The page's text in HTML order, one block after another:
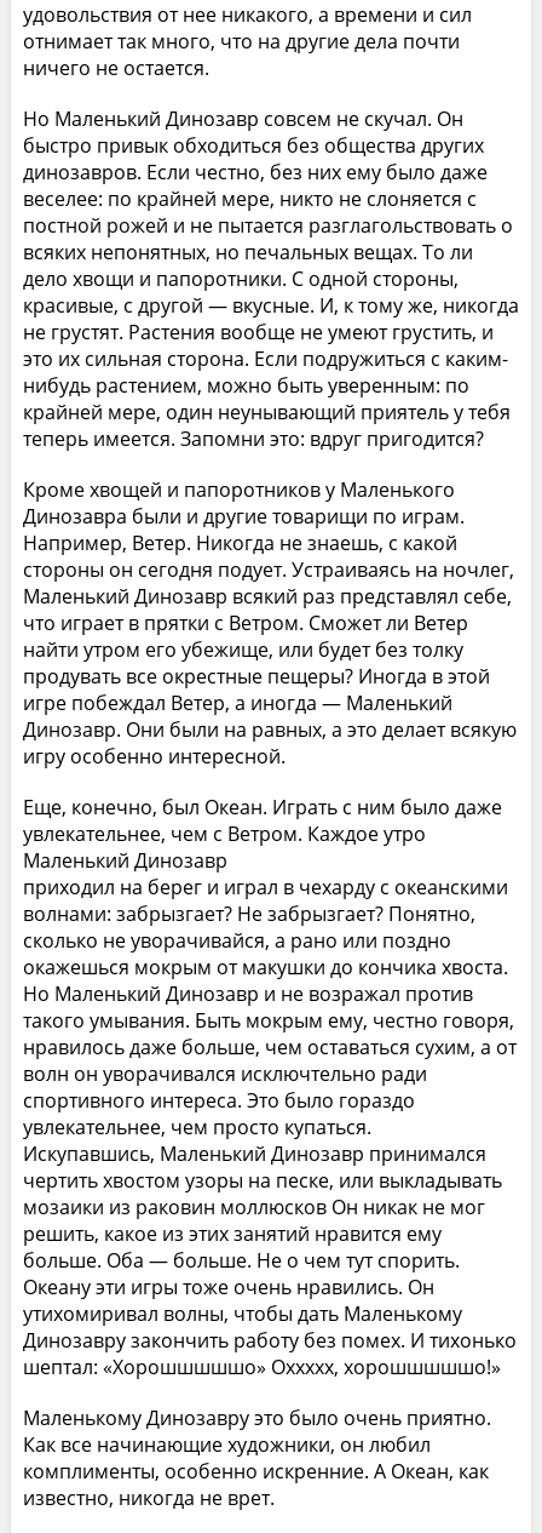
удовольствия от нее никакого, а времени и сил
отнимает так много, что на другие дела почти
ничего не остается.
Но Маленький Динозавр совсем не скучал. Он
быстро привык обходиться без общества других
динозавров. Если честно, без них ему было даже
веселее: по крайней мере, никто не слоняется с
постной рожей и не пытается разглагольствовать о
всяких непонятных, но печальных вещах. То ли
дело хвощи и папоротники. С одной стороны,
красивые, с другой — вкусные. И, к тому же, никогда
не грустят. Растения вообще не умеют грустить, и
это их сильная сторона. Если подружиться с каким-
нибудь растением, можно быть уверенным: по
крайней мере, один неунывающий приятель у тебя
теперь имеется. Запомни это: вдруг пригодится?
Кроме хвощей и папоротников у Маленького
Динозавра были и другие товарищи по играм.
Например, Ветер. Никогда не знаешь, с какой
стороны он сегодня подует. Устраиваясь на ночлег,
Маленький Динозавр всякий раз представлял себе,
что играет в прятки с Ветром. Сможет ли Ветер
найти утром его убежище, или будет без толку
продувать все окрестные пещеры? Иногда в этой
игре побеждал Ветер, а иногда — Маленький
Динозавр. Они были на равных, а это делает всякую
игру особенно интересной.
Еще, конечно, был Океан. Играть с ним было даже
увлекательнее, чем с Ветром. Каждое утро
Маленький Динозавр
приходил на берег и играл в чехарду с океанскими
волнами: забрызгает? Не забрызгает? Понятно,
сколько не уворачивайся, а рано или поздно
окажешься мокрым от макушки до кончика хвоста.
Но Маленький Динозавр и не возражал против
такого умывания. Быть мокрым ему, честно говоря,
нравилось даже больше, чем оставаться сухим, а от
волн он уворачивался исключтельно ради
спортивного интереса. Это было гораздо
увлекательнее, чем просто купаться.
Искупавшись, Маленький Динозавр принимался
чертить хвостом узоры на песке, или выкладывать
мозаики из раковин моллюсков Он никак не мог
решить, какое из этих занятий нравится ему
больше. Оба — больше. Не о чем тут спорить.
Океану эти игры тоже очень нравились. Он
утихомиривал волны, чтобы дать Маленькому
Динозавру закончить работу без помех. И тихонько
шептал: «Хорошшшшшо» Оххххх, хорошшшшшо!»
Маленькому Динозавру это было очень приятно.
Как все начинающие художники, он любил
комплименты, особенно искренние. А Океан, как
известно, никогда не врет.